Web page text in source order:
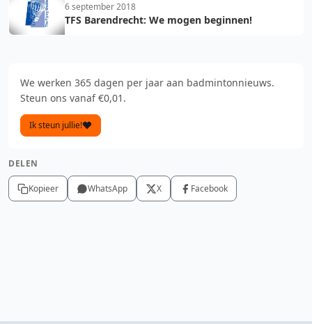
6 september 2018
TFS Barendrecht: We mogen beginnen!
We werken 365 dagen per jaar aan badmintonnieuws.
Steun ons vanaf €0,01.
Ik steun jullie!
DELEN
Kopieer WhatsApp X Facebook